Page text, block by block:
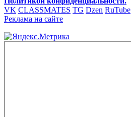
VK CLASSMATES TG Dzen RuTube
Реклама на сайте